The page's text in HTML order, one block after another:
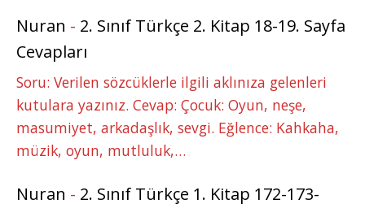
Nuran - 2. Sınıf Türkçe 2. Kitap 18-19. Sayfa
Cevapları
Soru: Verilen sözcüklerle ilgili aklınıza gelenleri
kutulara yazınız. Cevap: Çocuk: Oyun, neşe,
masumiyet, arkadaşlık, sevgi. Eğlence: Kahkaha,
müzik, oyun, mutluluk,…
Nuran - 2. Sınıf Türkçe 1. Kitap 172-173-